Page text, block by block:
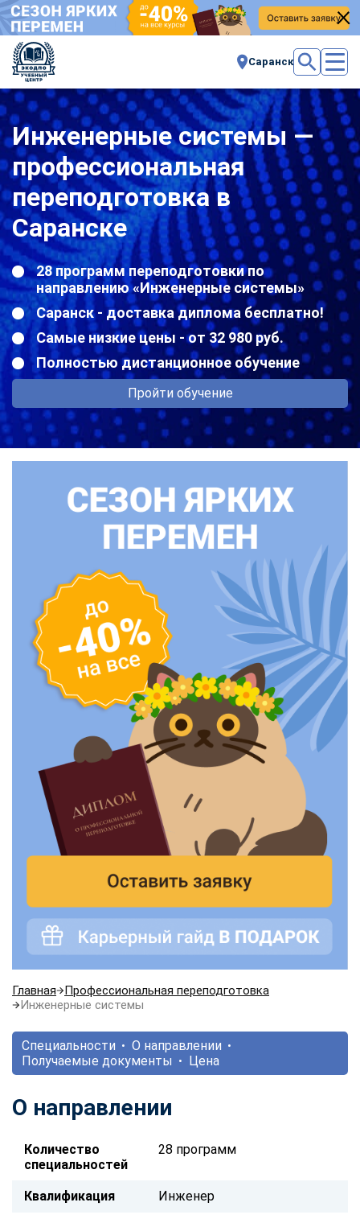
Саранск
Инженерные системы —
профессиональная
переподготовка в
Саранске
28 программ переподготовки по
направлению «Инженерные системы»
Саранск - доставка диплома бесплатно!
Самые низкие цены - от 32 980 руб.
Полностью дистанционное обучение
Пройти обучение
Главная
Профессиональная переподготовка
Инженерные системы
Специальности
О направлении
Получаемые документы
Цена
О направлении
Количество
специальностей
28 программ
Квалификация Инженер